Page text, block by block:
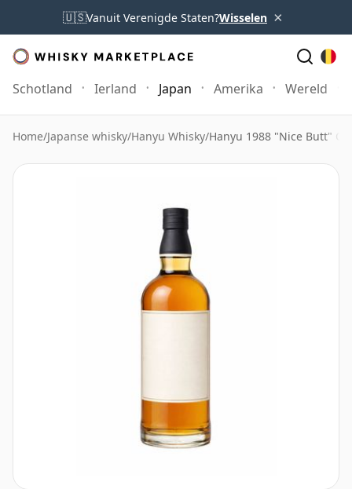
🇺🇸Vanuit Verenigde Staten?Wisselen ×
Schotland Ierland Japan Amerika Wereld
Home/Japanse whisky/Hanyu Whisky/Hanyu 1988 "Nice Butt"